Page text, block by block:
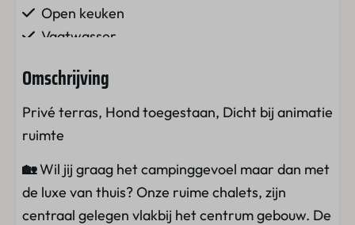
Open keuken
Vaatwasser
Dolce Gusto koffiemachine
Koelkast met vriesvak
Eettafel
Bestek
Keukenlinnenpakket
Omschrijving
Privé terras, Hond toegestaan, Dicht bij animatie
ruimte
🏡Wil jij graag het campinggevoel maar dan met
de luxe van thuis? Onze ruime chalets, zijn
centraal gelegen vlakbij het centrum gebouw. De